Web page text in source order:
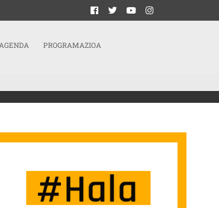
PROGRAMAZIOA
DA ESPETXEA” SARRERAN